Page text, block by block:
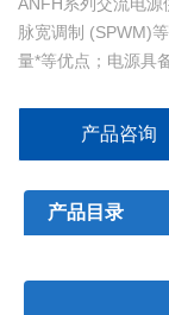
ANFH系列交流电
脉宽调制 (SPWM)
量*等优点；电源具
电源采用19寸标准
产品咨询
产品目录